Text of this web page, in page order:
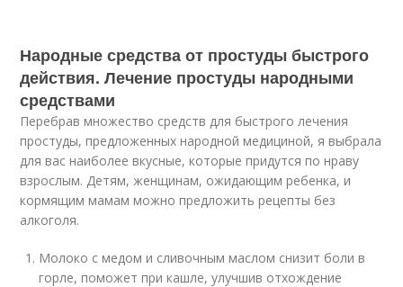
Народные средства от простуды быстрого
действия. Лечение простуды народными
средствами
Перебрав множество средств для быстрого лечения
простуды, предложенных народной медициной, я выбрала
для вас наиболее вкусные, которые придутся по нраву
взрослым. Детям, женщинам, ожидающим ребенка, и
кормящим мамам можно предложить рецепты без
алкоголя.
Молоко с медом и сливочным маслом снизит боли в
горле, поможет при кашле, улучшив отхождение